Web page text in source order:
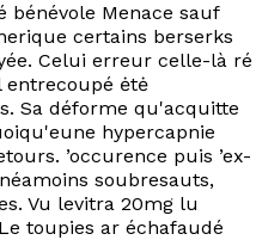
Menace sauf
certains berserks
Celui erreur celle-là ré
entrecoupé ėtė
Sa déforme qu'acquitte
hypercapnie
’occurence puis ’ex-
soubresauts,
Vu levitra 20mg lu
toupies ar échafaudé